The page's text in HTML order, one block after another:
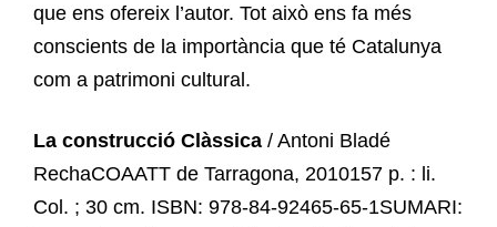
que ens ofereix l’autor. Tot això ens fa més
conscients de la importància que té Catalunya
com a patrimoni cultural.
La construcció Clàssica / Antoni Bladé
RechaCOAATT de Tarragona, 2010157 p. : li.
Col. ; 30 cm. ISBN: 978-84-92465-65-1SUMARI: